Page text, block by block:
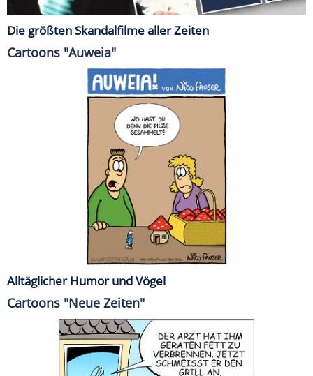
Die größten Skandalfilme aller Zeiten
Cartoons "Auweia"
Alltäglicher Humor und Vögel
Cartoons "Neue Zeiten"